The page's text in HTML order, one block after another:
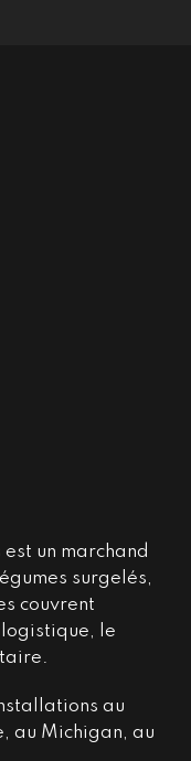
un marchand
surgelés,
couvrent
logistique, le
au
au Michigan, au